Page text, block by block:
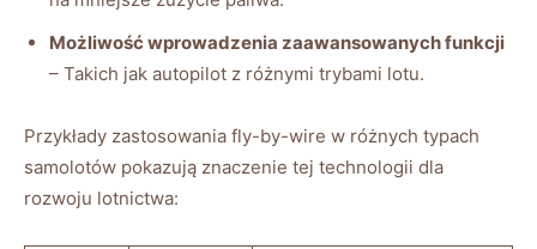
Możliwość wprowadzenia zaawansowanych ‍funkcji
– Takich jak autopilot z różnymi trybami lotu.
Przykłady zastosowania fly-by-wire ⁤w‍ różnych typach​
samolotów pokazują znaczenie tej technologii dla
rozwoju ​lotnictwa: